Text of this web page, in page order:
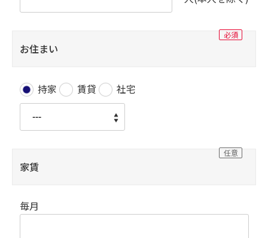
お住まい
持家 賃貸 社宅
家賃
毎月